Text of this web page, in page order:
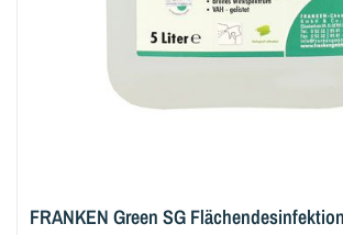
FRANKEN Green SG